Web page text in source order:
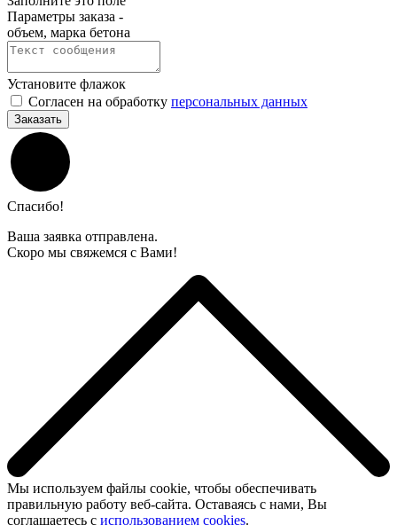
Параметры заказа -
объем, марка бетона
Установите флажок
Согласен на обработку персональных данных
Заказать
Спасибо!
Ваша заявка отправлена.
Скоро мы свяжемся с Вами!
Мы используем файлы cookie, чтобы обеспечивать
правильную работу веб-сайта. Оставаясь с нами, Вы
соглашаетесь с использованием cookies.